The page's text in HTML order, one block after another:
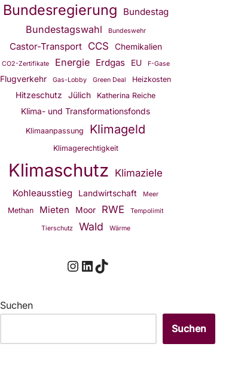
Bundesregierung Bundestag
Bundestagswahl Bundeswehr
Castor-Transport CCS Chemikalien
CO2-Zertifikate Energie Erdgas EU F-Gase
Flugverkehr Gas-Lobby Green Deal Heizkosten
Hitzeschutz Jülich Katherina Reiche
Klima- und Transformationsfonds
Klimaanpassung Klimageld
Klimagerechtigkeit
Klimaschutz Klimaziele
Kohleausstieg Landwirtschaft Meer
Methan Mieten Moor RWE Tempolimit
Tierschutz Wald Wärme
Suchen
Suchen